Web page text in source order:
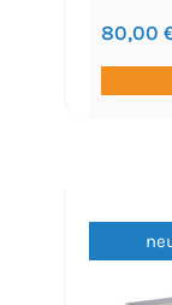
80,00